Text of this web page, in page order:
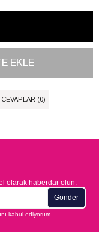
(0)
olarak haberdar olun.
Gönder
kabul ediyorum.